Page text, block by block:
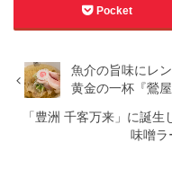
Pocket
魚介の旨味にレ
黄金の一杯『鶯
「豊洲 千客万来」に誕
味噌ラ